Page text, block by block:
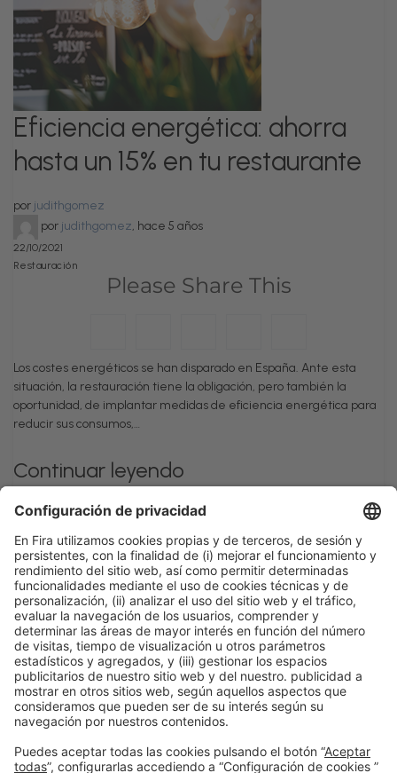
Eficiencia energética: ahorra
hasta un 15% en tu restaurante
por judithgomez
por judithgomez, hace 5 años
22/10/2021
Restauración
Please Share This
Los costes energéticos se han disparado en España. Ante esta
situación, la restauración tiene la obligación, pero también la
oportunidad, de implantar medidas de eficiencia energética para
reducir sus consumos,…
Continuar leyendo
1 2 3 4
Información generalAviso legalPolítica de privacidad